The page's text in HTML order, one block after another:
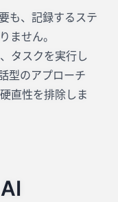
も、記録するステ
ません。
タスクを実行し
型のアプローチ
直性を排除しま